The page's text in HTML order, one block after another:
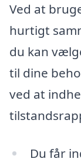
Ved at
hurtigt
du kan
til dine
ved at
Du får